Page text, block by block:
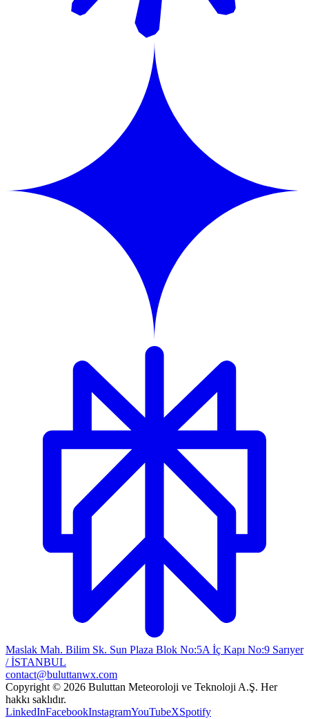
Maslak Mah. Bilim Sk. Sun Plaza Blok No:5A İç Kapı No:9 Sarıyer
/ İSTANBUL
contact@buluttanwx.com
Copyright © 2026 Buluttan Meteoroloji ve Teknoloji A.Ş. Her
hakkı saklıdır.
LinkedInFacebookInstagramYouTubeXSpotify